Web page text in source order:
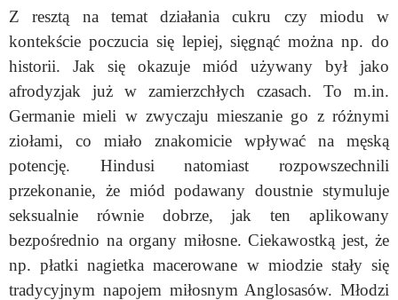
Z resztą na temat działania cukru czy miodu w
kontekście poczucia się lepiej, sięgnąć można np. do
historii. Jak się okazuje miód używany był jako
afrodyzjak już w zamierzchłych czasach. To m.in.
Germanie mieli w zwyczaju mieszanie go z różnymi
ziołami, co miało znakomicie wpływać na męską
potencję. Hindusi natomiast rozpowszechnili
przekonanie, że miód podawany doustnie stymuluje
seksualnie równie dobrze, jakten aplikowany
bezpośrednio na organy miłosne. Ciekawostką jest, że
np. płatki nagietka macerowane w miodzie stały się
tradycyjnym napojem miłosnym Anglosasów. Młodzi